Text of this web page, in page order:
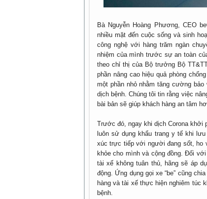
Bà Nguyễn Hoàng Phương, CEO
nhiều mặt đến cuộc sống và sinh
công nghệ với hàng trăm ngàn
nhiệm của mình trước sự an toàn
theo chỉ thị của Bộ trưởng Bộ
phần nâng cao hiệu quả phòng
một phần nhỏ nhằm tăng cường
dịch bệnh. Chúng tôi tin rằng việc
bài bản sẽ giúp khách hàng an tâm
Trước đó, ngay khi dịch Corona khởi
luôn sử dụng khẩu trang y tế khi
xúc trực tiếp với người đang sốt, ho
khỏe cho mình và cộng đồng. Đối
tài xế không tuân thủ, hãng sẽ áp
động. Ứng dụng gọi xe “be” cũng
hàng và tài xế thực hiện nghiêm túc
bệnh.